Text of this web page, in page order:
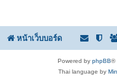
หน้าเว็บบอร์ด
Powered by phpBB®
Thai language by